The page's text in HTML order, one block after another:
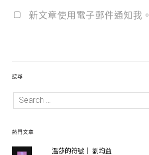
新文章使用電子郵件通知我。
搜尋
熱門文章
溫莎的符號｜ 劉均益